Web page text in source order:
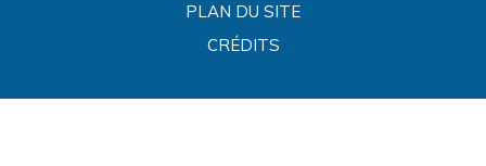
PLAN DU SITE
CRÉDITS